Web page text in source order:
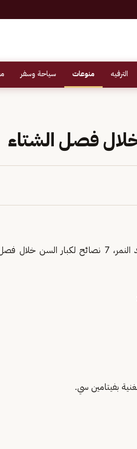
الترفيه منوعات سياحة وسفر
وجه استشاري وأستاذ أمراض القلب وقسطرة الشرايين، الدكتور خالد النمر، 7 نصائح لكبار السن خلال